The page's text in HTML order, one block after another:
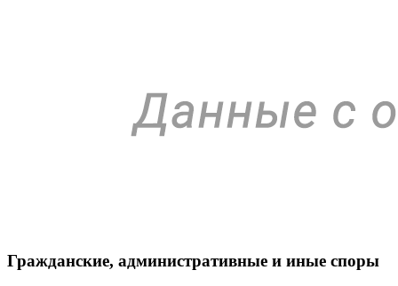
Гражданские, административные и иные споры